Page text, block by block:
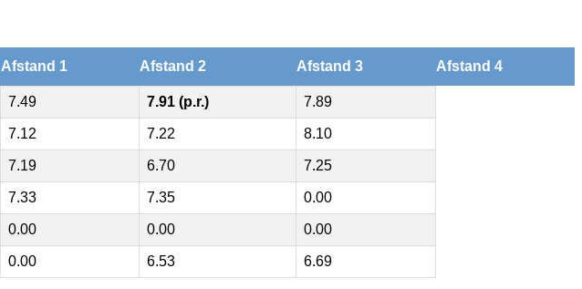
Afstand 1 Afstand 2 Afstand 3 Afstand 4
7.49 7.91 (p.r.) 7.89
7.12 7.22 8.10
7.19 6.70 7.25
7.33 7.35 0.00
0.00 0.00 0.00
0.00 6.53 6.69